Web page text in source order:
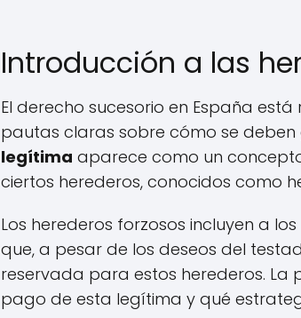
Introducción a las
El derecho sucesorio en España
pautas claras sobre cómo se deben
legítima aparece como un
ciertos herederos, conocidos como
Los herederos forzosos incluyen a
que, a pesar de los deseos del
reservada para estos herederos. La
pago de esta legítima y qué